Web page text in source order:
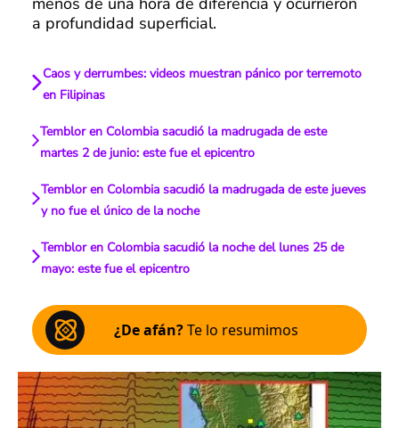
a profundidad superficial.
Caos y derrumbes: videos muestran pánico por terremoto
en Filipinas
Temblor en Colombia sacudió la madrugada de este
martes 2 de junio: este fue el epicentro
Temblor en Colombia sacudió la madrugada de este jueves
y no fue el único de la noche
Temblor en Colombia sacudió la noche del lunes 25 de
mayo: este fue el epicentro
¿De afán?Te lo resumimos